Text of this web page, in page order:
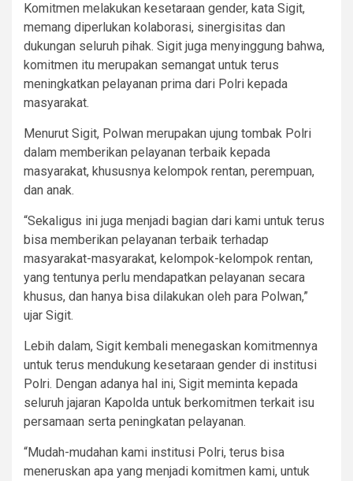
Komitmen melakukan kesetaraan gender, kata Sigit,
memang diperlukan kolaborasi, sinergisitas dan
dukungan seluruh pihak. Sigit juga menyinggung bahwa,
komitmen itu merupakan semangat untuk terus
meningkatkan pelayanan prima dari Polri kepada
masyarakat.
Menurut Sigit, Polwan merupakan ujung tombak Polri
dalam memberikan pelayanan terbaik kepada
masyarakat, khususnya kelompok rentan, perempuan,
dan anak.
“Sekaligus ini juga menjadi bagian dari kami untuk terus
bisa memberikan pelayanan terbaik terhadap
masyarakat-masyarakat, kelompok-kelompok rentan,
yang tentunya perlu mendapatkan pelayanan secara
khusus, dan hanya bisa dilakukan oleh para Polwan,”
ujar Sigit.
Lebih dalam, Sigit kembali menegaskan komitmennya
untuk terus mendukung kesetaraan gender di institusi
Polri. Dengan adanya hal ini, Sigit meminta kepada
seluruh jajaran Kapolda untuk berkomitmen terkait isu
persamaan serta peningkatan pelayanan.
“Mudah-mudahan kami institusi Polri, terus bisa
meneruskan apa yang menjadi komitmen kami, untuk